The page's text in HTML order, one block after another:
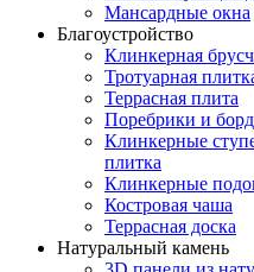
Мансардные окна
Благоустройство
Клинкерная
Тротуарная
Террасная плита
Поребрики и
Клинкерные
плитка
Клинкерные
Костровая чаша
Террасная доска
Натуральный камень